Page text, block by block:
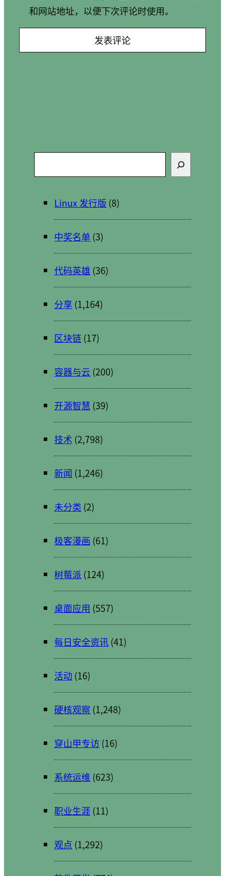
和网站地址，以便下次评论时使用。
索
Linux 发行版 (8)
中奖名单 (3)
代码英雄 (36)
分享 (1,164)
区块链(17)
容器与云 (200)
开源智慧 (39)
技术 (2,798)
新闻 (1,246)
未分类 (2)
极客漫画 (61)
树莓派 (124)
桌面应用 (557)
每日安全资讯(41)
活动 (16)
硬核观察 (1,248)
穿山甲专访(16)
系统运维(623)
职业生涯(11)
观点 (1,292)